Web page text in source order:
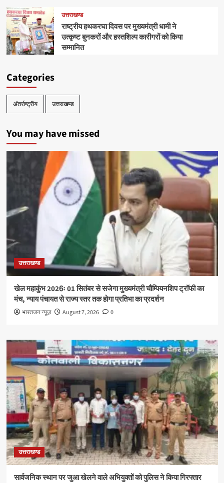
उत्तराखण्ड
राष्ट्रीय हथकरघा दिवस पर मुख्यमंत्री धामी ने
उत्कृष्ट बुनकरों और हस्तशिल्प कारीगरों को किया
सम्मानित
Categories
अंतर्राष्ट्रीय उत्तराखण्ड
You may have missed
उत्तराखण्ड
खेल महाकुंभ 2026ः 01 सितंबर से सजेगा मुख्यमंत्री चौम्पियनशिप ट्रॉफी का
मंच, न्याय पंचायत से राज्य स्तर तक होगा प्रतिभा का प्रदर्शन
भारतजन न्यूज़ August 7, 2026 0
उत्तराखण्ड
सार्वजनिक स्थान पर जुआ खेलने वाले अभियुक्तों को पुलिस ने किया गिरफ्तार